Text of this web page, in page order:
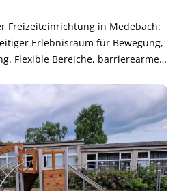
Freizeiteinrichtung in Medebach:
Erlebnisraum für Bewegung,
Flexible Bereiche, barrierearme
angenehme Atmosphäre.
modular erweiterbar – für
hohe Alltagstauglichkeit.